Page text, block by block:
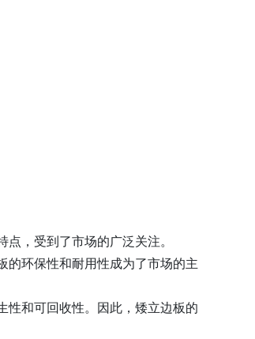
，受到了市场的广泛关注。
的环保性和耐用性成为了市场的主
性和可回收性。因此，矮立边板的